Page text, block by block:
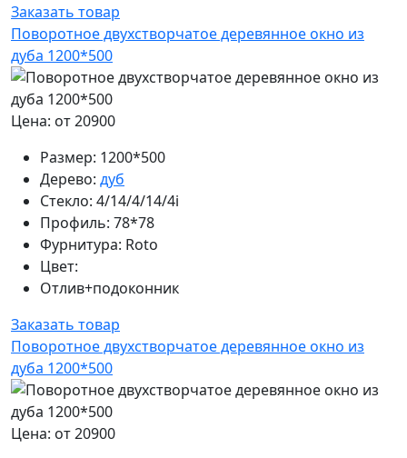
Заказать товар
Поворотное двухстворчатое деревянное окно из
дуба 1200*500
Цена: от 20900
Размер: 1200*500
Дерево: дуб
Стекло: 4/14/4/14/4i
Профиль: 78*78
Фурнитура: Roto
Цвет:
Отлив+подоконник
Заказать товар
Поворотное двухстворчатое деревянное окно из
дуба 1200*500
Цена: от 20900